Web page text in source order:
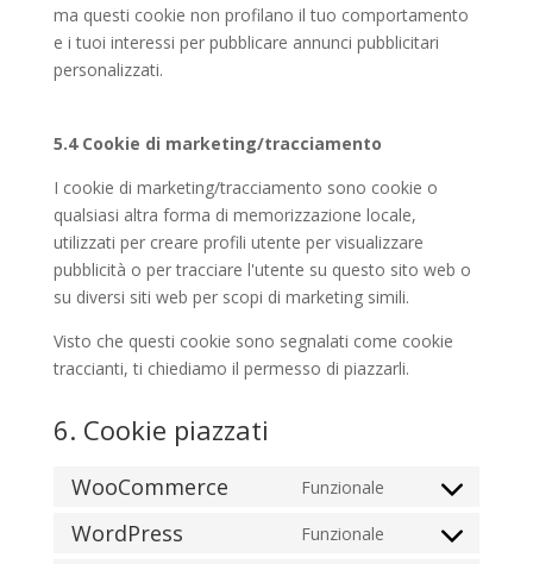
ma questi cookie non profilano il tuo comportamento
e i tuoi interessi per pubblicare annunci pubblicitari
personalizzati.
5.4 Cookie di marketing/tracciamento
I cookie di marketing/tracciamento sono cookie o
qualsiasi altra forma di memorizzazione locale,
utilizzati per creare profili utente per visualizzare
pubblicità o per tracciare l'utente su questo sito web o
su diversi siti web per scopi di marketing simili.
Visto che questi cookie sono segnalati come cookie
traccianti, ti chiediamo il permesso di piazzarli.
6. Cookie piazzati
WooCommerce Funzionale
Consent
WordPress Funzionale
Consent